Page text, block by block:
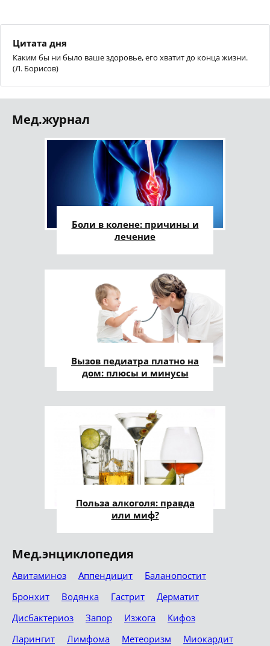
Цитата дня
Каким бы ни было ваше здоровье, его хватит до конца жизни.
(Л. Борисов)
Мед.журнал
Боли в колене: причины и
лечение
Вызов педиатра платно на
дом: плюсы и минусы
Польза алкоголя: правда
или миф?
Мед.энциклопедия
Авитаминоз Аппендицит
Баланопостит
Бронхит
Водянка Гастрит
Дерматит
Дисбактериоз
Запор Изжога
Кифоз
Ларингит
Лимфома Метеоризм
Миокардит